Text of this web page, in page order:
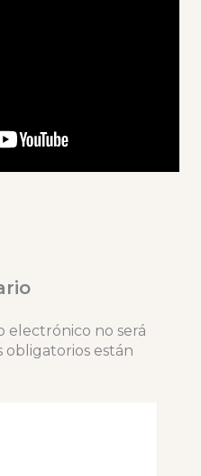
electrónico no será
obligatorios están